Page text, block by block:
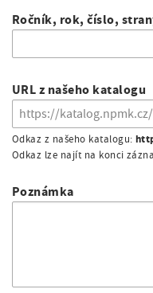
Ročník, rok, číslo,
URL z našeho katalogu
Odkaz z našeho katalogu:
Odkaz lze najít na konci
Poznámka